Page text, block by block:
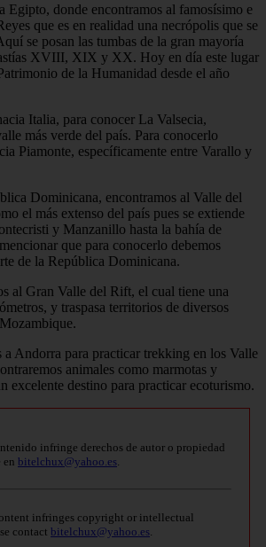
Egipto, donde encontramos al famosísimo e
que es en realidad una necrópolis que se
se posan las tumbas de la gran mayoría
XVIII, XIX y XX. Hoy en día este lugar
de la Humanidad desde el año
Italia, para conocer La Valsecia,
más verde del país. Para conocerlo
Piamonte, específicamente entre Varallo y
Dominicana, encontramos al Valle del
el más extenso del país pues se extiende
y Manzanillo hasta la bahía de
que para conocerlo debemos
de la República Dominicana.
al Gran Valle del Rift, el cual tiene una
y traspasa territorios de diversos
a Andorra para practicar trekking en los Valle
animales como marmotas y
excelente destino para practicar ecoturismo.
infringe derechos de autor o propiedad
en bitelchux@yahoo.es
infringes copyright or intellectual
contact bitelchux@yahoo.es